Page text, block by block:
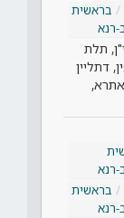
בראשית
רנא
תלת
דתליין
רנא
בראשית
רנא